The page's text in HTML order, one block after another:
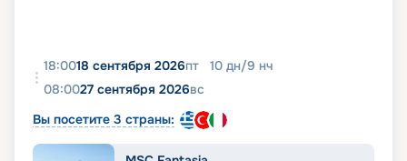
18:0018 сентября 2026пт 10 дн/9 нч
08:0027 сентября 2026вс
Вы посетите 3 страны: